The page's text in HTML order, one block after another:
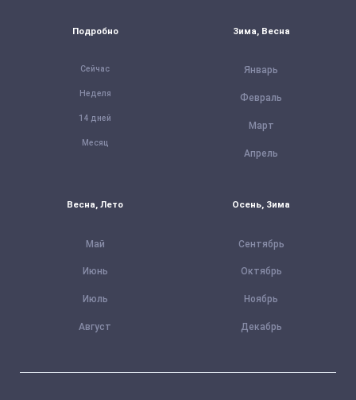
Подробно
Сейчас
Неделя
14 дней
Месяц
Зима, Весна
Январь
Февраль
Март
Апрель
Весна, Лето
Май
Июнь
Июль
Август
Осень, Зима
Сентябрь
Октябрь
Ноябрь
Декабрь